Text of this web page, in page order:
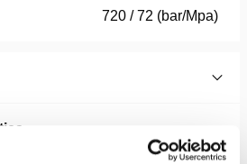
720 / 72 (bar/Mpa)